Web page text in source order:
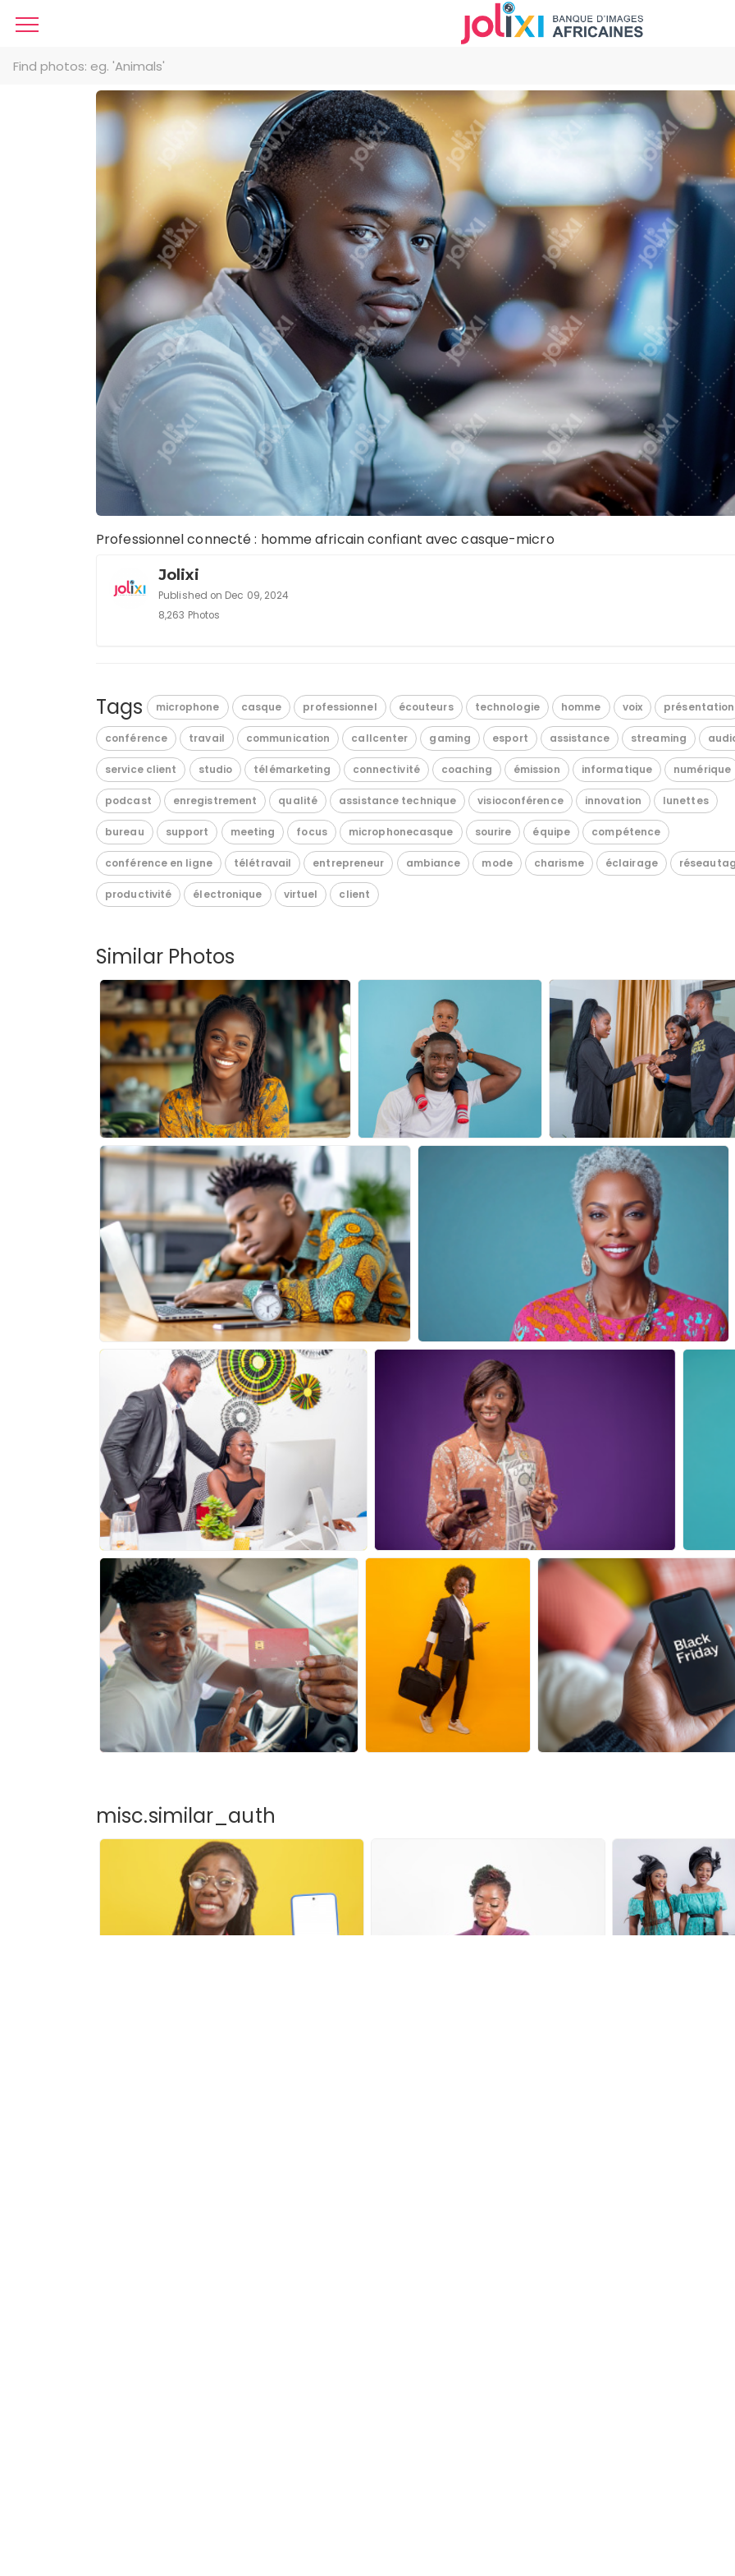
Professionnel connecté : homme africain confiant avec casque-micro
Jolixi
Published on Dec 09, 2024
8,263 Photos
Tags microphone casque professionnel écouteurs technologie homme voix présentation
conférence travail communication callcenter gaming esport assistance streaming
service client studio télémarketing connectivité coaching émission informatique numérique
podcast enregistrement qualité assistance technique visioconférence innovation lunettes
bureau support meeting focus microphonecasque sourire équipe compétence
conférence en ligne télétravail entrepreneur ambiance mode charisme éclairage
productivité électronique virtuel client
Similar Photos
misc.similar_auth